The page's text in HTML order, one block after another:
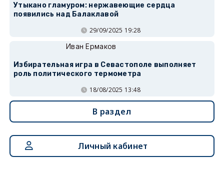
Утыкано гламуром: нержавеющие сердца
появились над Балаклавой
29/09/2025 19:28
Иван Ермаков
Избирательная игра в Севастополе выполняет
роль политического термометра
18/08/2025 13:48
В раздел
Личный кабинет